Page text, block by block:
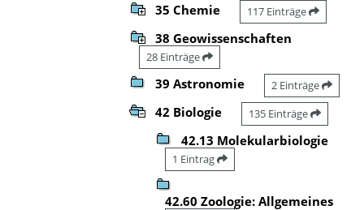
35 Chemie 117 Einträge
38 Geowissenschaften
28 Einträge
39 Astronomie 2 Einträge
42 Biologie 135 Einträge
42.13 Molekularbiologie
1 Eintrag
42.60 Zoologie: Allgemeines